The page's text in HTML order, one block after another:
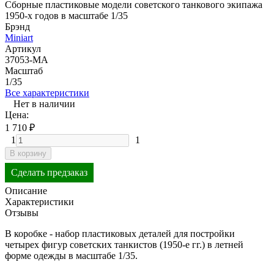
Сборные пластиковые модели советского танкового экипажа
1950-х годов в масштабе 1/35
Брэнд
Miniart
Артикул
37053-MA
Масштаб
1/35
Все характеристики
Нет в наличии
Цена:
1 710 ₽
1
1
В корзину
Сделать предзаказ
Описание
Характеристики
Отзывы
В коробке - набор пластиковых деталей для постройки
четырех фигур советских танкистов (1950-е гг.) в летней
форме одежды в масштабе 1/35.